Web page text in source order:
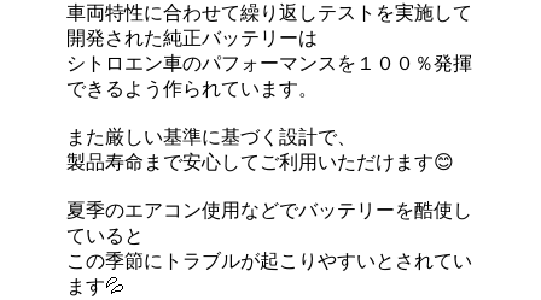
車両特性に合わせて繰り返しテストを実施して
開発された純正バッテリーは
シトロエン車のパフォーマンスを１００％発揮
できるよう作られています。
また厳しい基準に基づく設計で、
製品寿命まで安心してご利用いただけます😊
夏季のエアコン使用などでバッテリーを酷使し
ていると
この季節にトラブルが起こりやすいとされてい
ます💦